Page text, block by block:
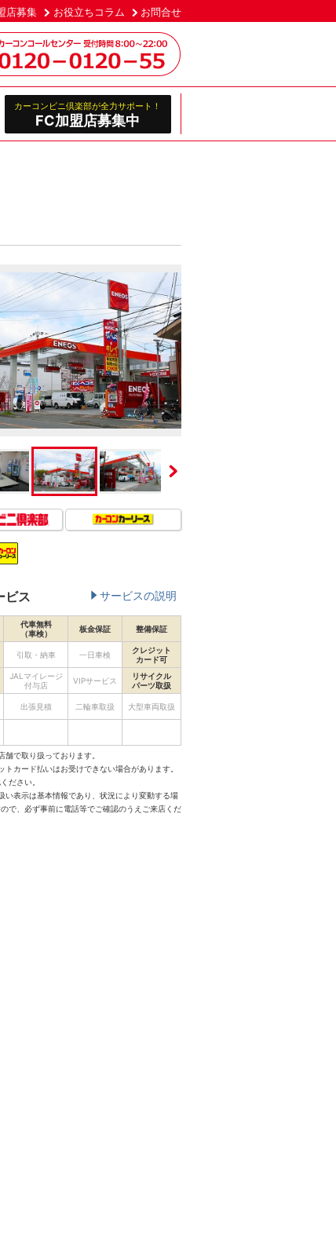
店募集 お役立ちコラム お問合せ
カーコンビニ倶楽部が全力サポート！
FC加盟店募集中
ビス サービスの説明
代車無料
（車検）
板金保証 整備保証
引取・納車 一日車検
クレジット
カード可
JALマイレージ
付与店
VIPサービス
リサイクル
パーツ取扱
出張見積 二輪車取扱 大型車両取扱
舗で取り扱っております。
トカード払いはお受けできない場合があります。
ださい。
い表示は基本情報であり、状況により変動する場
で、必ず事前に電話等でご確認のうえご来店くだ